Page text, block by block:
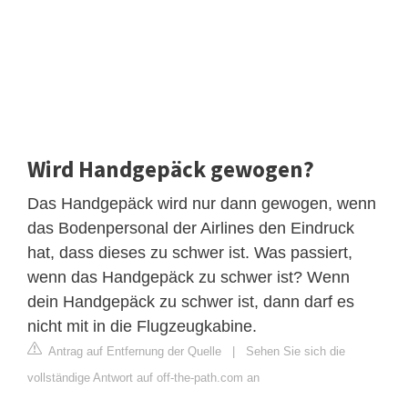
Wird Handgepäck gewogen?
Das Handgepäck wird nur dann gewogen, wenn
das Bodenpersonal der Airlines den Eindruck
hat, dass dieses zu schwer ist. Was passiert,
wenn das Handgepäck zu schwer ist? Wenn
dein Handgepäck zu schwer ist, dann darf es
nicht mit in die Flugzeugkabine.
Antrag auf Entfernung der Quelle | Sehen Sie sich die
vollständige Antwort auf off-the-path.com an